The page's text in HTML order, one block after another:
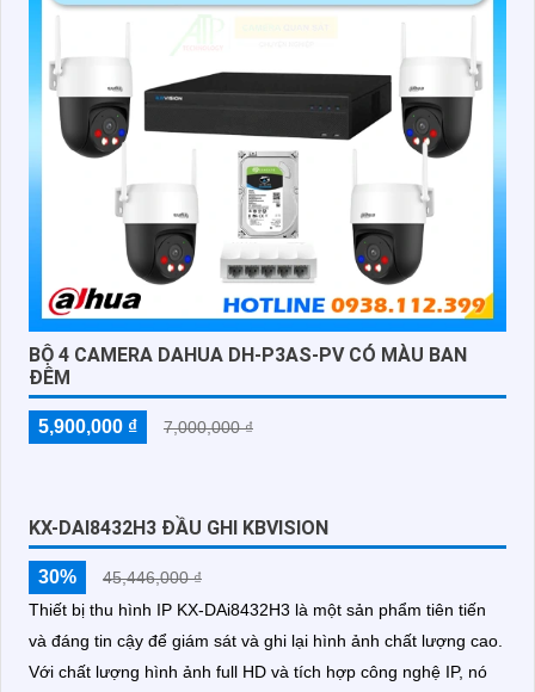
BỘ 4 CAMERA DAHUA DH-P3AS-PV CÓ MÀU BAN
ĐÊM
5,900,000 ₫ 7,000,000 ₫
KX-DAI8432H3 ĐẦU GHI KBVISION
30%
45,446,000 ₫
Thiết bị thu hình IP KX-DAi8432H3 là một sản phẩm tiên tiến
và đáng tin cậy để giám sát và ghi lại hình ảnh chất lượng cao.
Với chất lượng hình ảnh full HD và tích hợp công nghệ IP, nó